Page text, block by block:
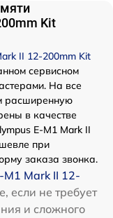
Kit
II 12-200mm Kit
сервисном
На все
расширенную
в качестве
E‑M1 Mark II
при
заказа звонка.
Mark II 12-
если не требует
и сложного